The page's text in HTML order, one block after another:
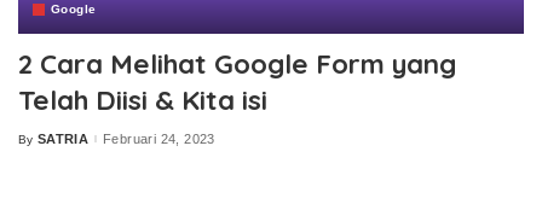
Google
2 Cara Melihat Google Form yang
Telah Diisi & Kita isi
Posted
By SATRIA Februari 24, 2023